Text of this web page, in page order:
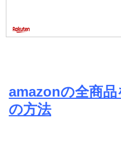
amazonの全商
の方法